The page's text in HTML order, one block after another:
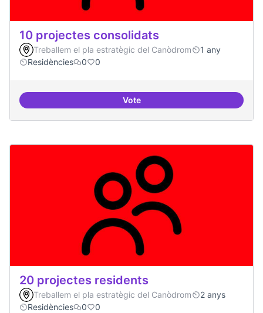
10 projectes consolidats
Treballem el pla estratègic del Canòdrom
1 any
Residències
0 0
Vote10 projectes consolidats
20 projectes residents
Treballem el pla estratègic del Canòdrom
2 anys
Residències
0 0